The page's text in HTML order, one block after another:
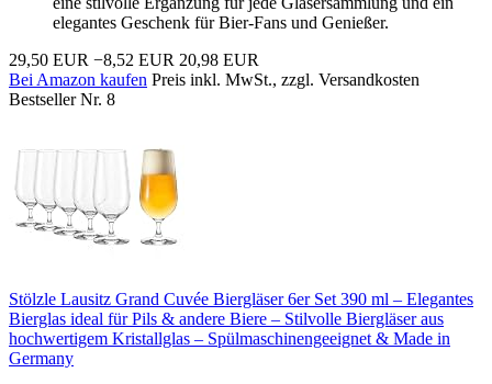
elegantes Geschenk für Bier-Fans und Genießer.
29,50 EUR −8,52 EUR 20,98 EUR
Bei Amazon kaufen Preis inkl. MwSt., zzgl. Versandkosten
Bestseller Nr. 8
Stölzle Lausitz Grand Cuvée Biergläser 6er Set 390 ml – Elegantes
Bierglas ideal für Pils & andere Biere – Stilvolle Biergläser aus
hochwertigem Kristallglas – Spülmaschinengeeignet & Made in
Germany